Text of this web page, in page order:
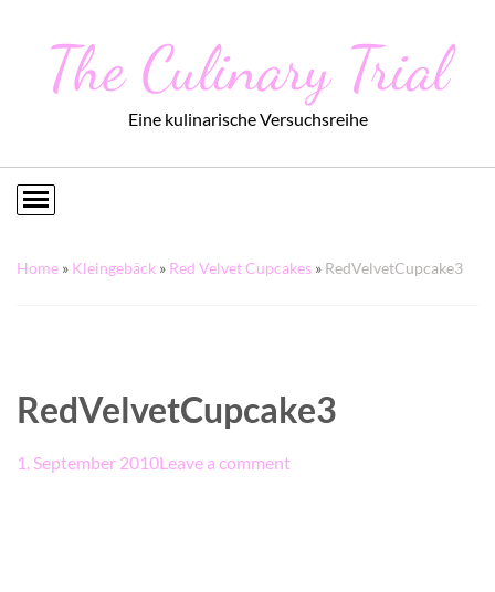
The Culinary Trial
Eine kulinarische Versuchsreihe
Home » Kleingebäck » Red Velvet Cupcakes » RedVelvetCupcake3
RedVelvetCupcake3
1. September 2010Leave a comment